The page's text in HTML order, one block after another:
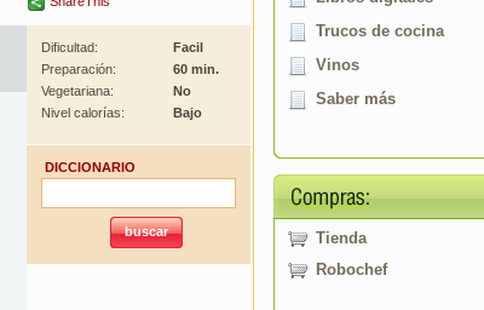
Dificultad:
Facil
Preparación:
60 min.
Vegetariana:
No
Nivel calorías:
Bajo
DICCIONARIO
Trucos de cocina
Vinos
Saber más
Tienda
Robochef